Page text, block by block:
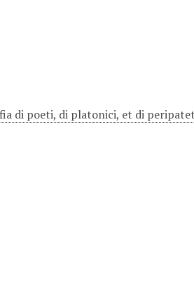
di poeti, di platonici, et di